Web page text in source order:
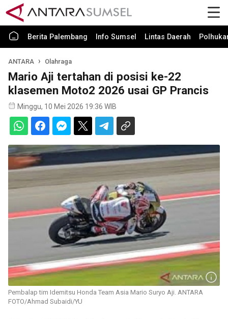
Berita Palembang Info Sumsel Lintas Daerah
ANTARA Olahraga
Mario Aji tertahan di posisi ke-22
klasemen Moto2 2026 usai GP Prancis
Minggu, 10 Mei 2026 19:36 WIB
Pembalap tim Idemitsu Honda Team Asia Mario Suryo Aji. ANTARA
FOTO/Ahmad Subaidi/YU